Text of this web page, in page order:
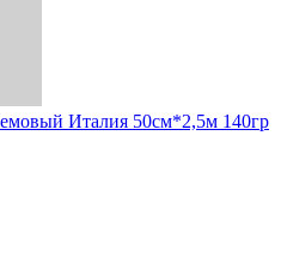
Италия 50см*2,5м 140гр